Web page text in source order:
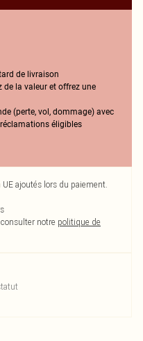
de livraison
de la valeur et offrez une
(perte, vol, dommage) avec
éligibles
ajoutés lors du paiement.
notre politique de